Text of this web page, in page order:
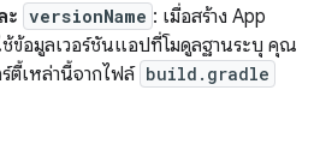
ะ versionName : เมื่อสร้าง App
ข้อมูลเวอร์ชันแอปที่โมดูลฐานระบุ คุณ
ตี้เหล่านี้จากไฟล์ build.gradle